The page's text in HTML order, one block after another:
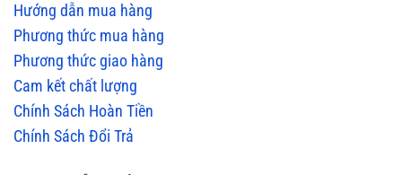
Hướng dẫn mua hàng
Phương thức mua hàng
Phương thức giao hàng
Cam kết chất lượng
Chính Sách Hoàn Tiền
Chính Sách Đổi Trả